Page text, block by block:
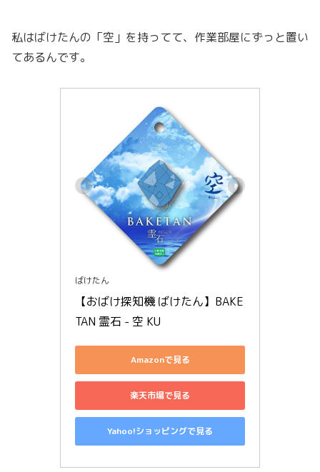
私はばけたんの「空」を持ってて、作業部屋にずっと置い
てあるんです。
ばけたん
【おばけ探知機 ばけたん】BAKE
TAN 霊石 - 空 KU
Amazonで見る
楽天市場で見る
Yahoo!ショッピングで見る